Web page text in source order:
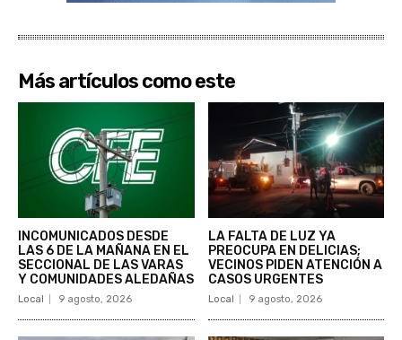
Más artículos como este
INCOMUNICADOS DESDE
LAS 6 DE LA MAÑANA EN EL
SECCIONAL DE LAS VARAS
Y COMUNIDADES ALEDAÑAS
Local 9 agosto, 2026
LA FALTA DE LUZ YA
PREOCUPA EN DELICIAS;
VECINOS PIDEN ATENCIÓN A
CASOS URGENTES
Local 9 agosto, 2026